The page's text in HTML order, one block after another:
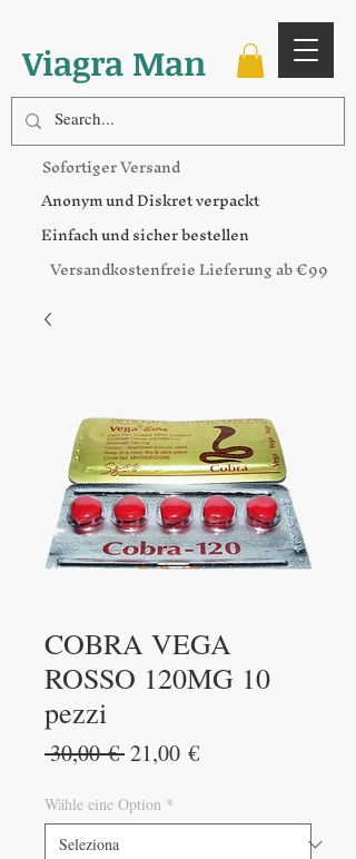
Viagra Man
Sofortiger Versand
Anonym und Diskret verpackt
Einfach und sicher bestellen
Versandkostenfreie Lieferung ab €99
COBRA VEGA
ROSSO 120MG 10
pezzi
30,00 € Prezzo
21,00 €Prezzo
Wähle eine Option *